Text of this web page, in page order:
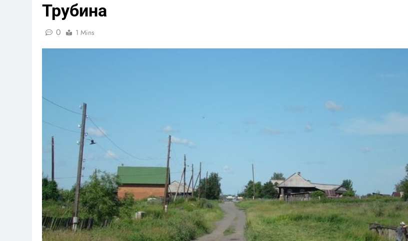
Трубина
0 1 Mins